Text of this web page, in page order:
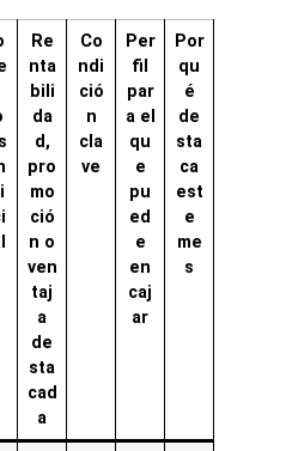
Re
nta
bili
da
d,
pro
mo
ció
n o
ven
taj
a
de
sta
cad
a
Co
ndi
ció
n
cla
ve
Per
fil
par
a el
qu
e
pu
ed
e
en
caj
ar
Por
qu
é
de
sta
ca
est
e
me
s